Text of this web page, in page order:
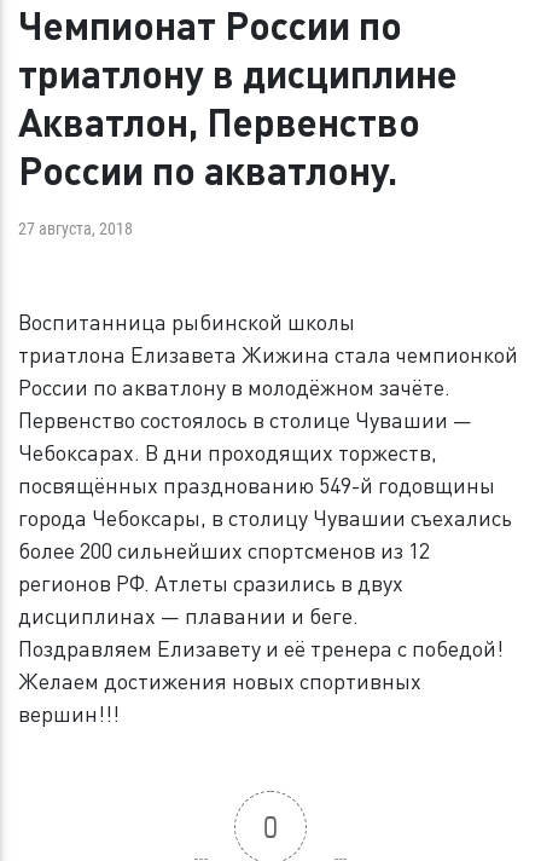
Чемпионат России по
триатлону в дисциплине
Акватлон, Первенство
России по акватлону.
27 августа, 2018
Воспитанница рыбинской школы
триатлона Елизавета Жижина стала чемпионкой
России по акватлону в молодёжном зачёте.
Первенство состоялось в столице Чувашии —
Чебоксарах. В дни проходящих торжеств,
посвящённых празднованию 549-й годовщины
города Чебоксары, в столицу Чувашии съехались
более 200 сильнейших спортсменов из 12
регионов РФ. Атлеты сразились в двух
дисциплинах — плавании и беге.
Поздравляем Елизавету и её тренера с победой!
Желаем достижения новых спортивных
вершин!!!
0